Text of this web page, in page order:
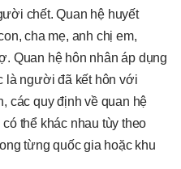
chết. Quan hệ huyết
cha mẹ, anh chị em,
Quan hệ hôn nhân áp dụng
là người đã kết hôn với
các quy định về quan hệ
thể khác nhau tùy theo
từng quốc gia hoặc khu